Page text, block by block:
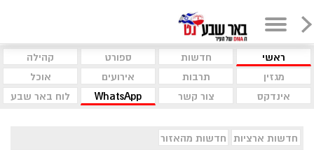
ראשי חדשות ספורט
קהילה
מגזין
תרבות אירועים
אוכל
אינדקס
צור קשר WhatsApp לוח באר שבע
חדשות ארציות חדשות מהאזור